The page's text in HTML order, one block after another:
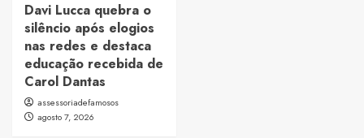
Davi Lucca quebra o
silêncio após elogios
nas redes e destaca
educação recebida de
Carol Dantas
assessoriadefamosos
agosto 7, 2026